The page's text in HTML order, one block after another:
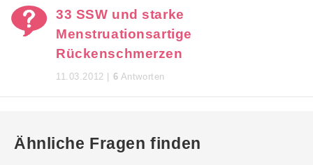
33 SSW und starke
Menstruationsartige
Rückenschmerzen
11.03.2012 | 6 Antworten
Ähnliche Fragen finden